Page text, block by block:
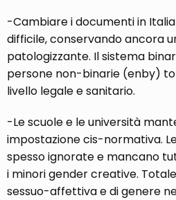
-Cambiare i documenti in
difficile, conservando ancora
patologizzante. Il sistema
persone non-binarie (enby)
livello legale e sanitario.
-Le scuole e le università
impostazione cis-normativa.
spesso ignorate e mancano
i minori gender creative.
sessuo-affettiva e di genere